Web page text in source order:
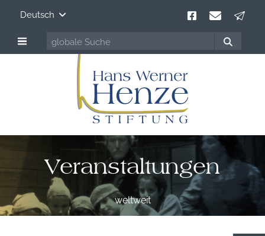
Deutsch
Veranstaltungen
weltweit